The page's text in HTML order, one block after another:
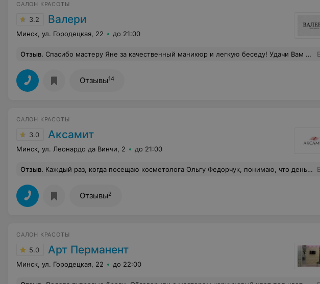
САЛОН КРАСОТЫ
3.2 Валери
Минск, ул. Городецкая, 22 до 21:00
Отзыв. Спасибо мастеру Яне за качественный маникюр и легкую беседу! Удачи Вам в Вашем деле, всё обязательно получится)
Отзывы14
САЛОН КРАСОТЫ
3.0 Аксамит
Минск, ул. Леонардо да Винчи, 2 до 21:00
Отзыв. Каждый раз, когда посещаю косметолога Ольгу Федорчук, понимаю, что день прожит не зря. Максимум положительных эмоций для ума и для тела. Полнейший релакс. Руки у мастера золотые, в смысле, Золотые руки. Всем советую попробовать)
Отзывы2
САЛОН КРАСОТЫ
5.0 Арт Перманент
Минск, ул. Городецкая, 22 до 22:00